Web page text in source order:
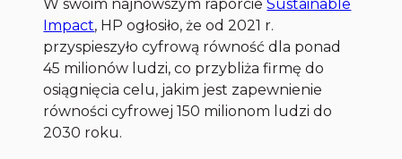
W swoim najnowszym raporcieSustainable
Impact, HP ogłosiło, że od 2021 r.
przyspieszyło cyfrową równość dla ponad
45 milionów ludzi, co przybliża firmę do
osiągnięcia celu, jakim jest zapewnienie
równości cyfrowej 150 milionom ludzi do
2030 roku.